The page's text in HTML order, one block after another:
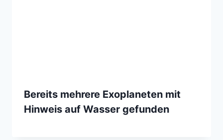
Bereits mehrere Exoplaneten mit
Hinweis auf Wasser gefunden